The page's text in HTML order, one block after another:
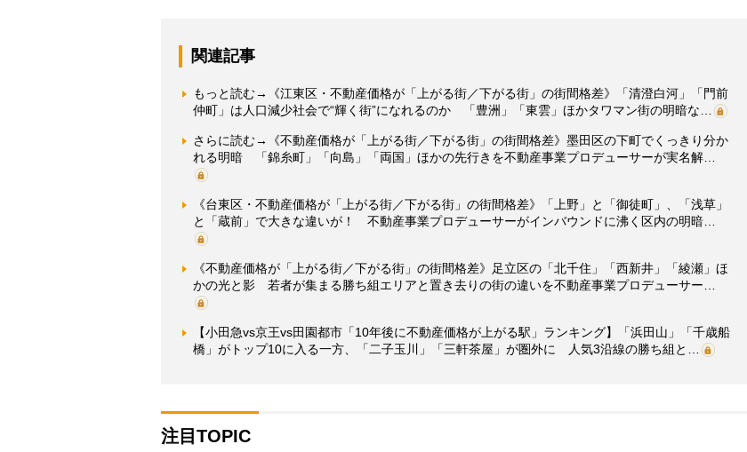
関連記事
もっと読む→《江東区・不動産価格が「上がる街／下がる街」の街間格差》「清澄白河」「門前
仲町」は人口減少社会で“輝く街”になれるのか 「豊洲」「東雲」ほかタワマン街の明暗な…
さらに読む→《不動産価格が「上がる街／下がる街」の街間格差》墨田区の下町でくっきり分か
れる明暗 「錦糸町」「向島」「両国」ほかの先行きを不動産事業プロデューサーが実名解…
《台東区・不動産価格が「上がる街／下がる街」の街間格差》「上野」と「御徒町」、「浅草」
と「蔵前」で大きな違いが！ 不動産事業プロデューサーがインバウンドに沸く区内の明暗…
《不動産価格が「上がる街／下がる街」の街間格差》足立区の「北千住」「西新井」「綾瀬」ほ
かの光と影 若者が集まる勝ち組エリアと置き去りの街の違いを不動産事業プロデューサー…
【小田急vs京王vs田園都市「10年後に不動産価格が上がる駅」ランキング】「浜田山」「千歳船
橋」がトップ10に入る一方、「二子玉川」「三軒茶屋」が圏外に 人気3沿線の勝ち組と…
注目TOPIC